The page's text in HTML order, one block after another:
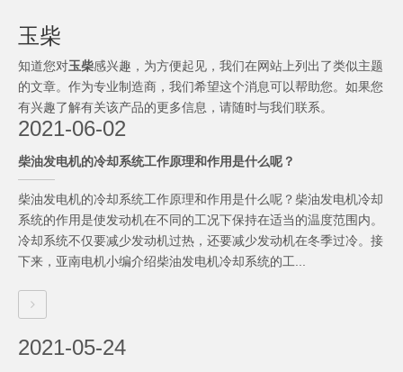
玉柴
知道您对玉柴感兴趣，为方便起见，我们在网站上列出了类似主题
的文章。作为专业制造商，我们希望这个消息可以帮助您。如果您
有兴趣了解有关该产品的更多信息，请随时与我们联系。
2021-06-02
柴油发电机的冷却系统工作原理和作用是什么呢？
柴油发电机的冷却系统工作原理和作用是什么呢？柴油发电机冷却
系统的作用是使发动机在不同的工况下保持在适当的温度范围内。
冷却系统不仅要减少发动机过热，还要减少发动机在冬季过冷。接
下来，亚南电机小编介绍柴油发电机冷却系统的工...
2021-05-24